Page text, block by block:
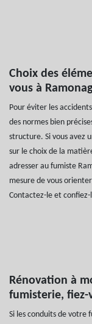
Choix des
vous à
Pour éviter les
des normes bien
structure. Si vous avez
sur le choix de la
adresser au fumiste
mesure de vous
Contactez-le et
Rénovation à
fumisterie, fiez-
Si les conduits de votre